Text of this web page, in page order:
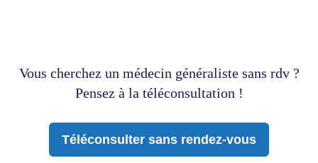
Vous cherchez un médecin généraliste sans rdv ?
Pensez à la téléconsultation !
Téléconsulter sans rendez-vous